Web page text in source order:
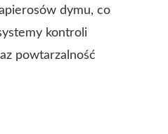
dymu, co
kontroli
powtarzalność